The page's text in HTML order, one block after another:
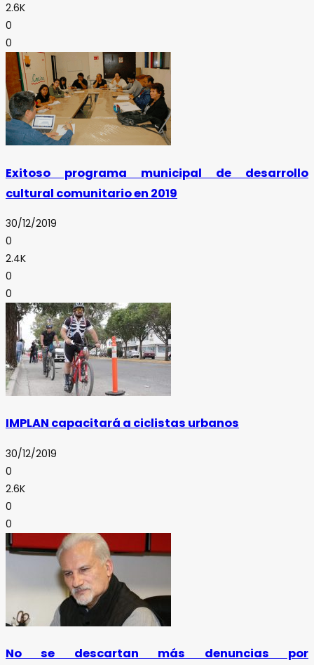
2.6K
0
0
Exitoso programa municipal de desarrollo
cultural comunitario en 2019
30/12/2019
0
2.4K
0
0
IMPLAN capacitará a ciclistas urbanos
30/12/2019
0
2.6K
0
0
No se descartan más denuncias por